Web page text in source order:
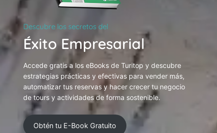
Descubre los secretos del
Éxito Empresarial
Accede gratis a los eBooks de Turitop y descubre
estrategias prácticas y efectivas para vender más,
automatizar tus reservas y hacer crecer tu negocio
de tours y actividades de forma sostenible.
Obtén tu E-Book Gratuito